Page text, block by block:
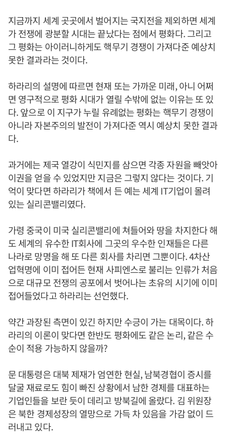
지금까지 세계 곳곳에서 벌어지는 국지전을 제외하면 세계
가 전쟁에 광분할 시대는 끝났다는 점에서 평화다. 그리고
그 평화는 아이러니하게도 핵무기 경쟁이 가져다준 예상치
못한 결과라는 것이다.
하라리의 설명에 따르면 현재 또는 가까운 미래, 아니 어쩌
면 영구적으로 평화 시대가 열릴 수밖에 없는 이유는 또 있
다. 앞으로 이 지구가 누릴 유례없는 평화는 핵무기 경쟁이
아니라 자본주의의 발전이 가져다준 역시 예상치 못한 결과
다.
과거에는 제국 열강이 식민지를 삼으면 각종 자원을 빼앗아
이권을 얻을 수 있었지만 지금은 그렇지 않다는 것이다. 기
억이 맞다면 하라리가 책에서 든 예는 세계 IT기업이 몰려
있는 실리콘밸리였다.
가령 중국이 미국 실리콘밸리에 쳐들어와 땅을 차지한다 해
도 세계의 유수한 IT회사에 그곳의 우수한 인재들은 다른
나라로 망명을 해 또 다른 회사를 차리면 그뿐이다. 4차산
업혁명에 이미 접어든 현재 사피엔스로 불리는 인류가 처음
으로 대규모 전쟁의 공포에서 벗어나는 초유의 시기에 이미
접어들었다고 하라리는 선언했다.
약간 과장된 측면이 있긴 하지만 수긍이 가는 대목이다. 하
라리의 이론이 맞다면 한반도 평화에도 같은 논리, 같은 수
순이 적용 가능하지 않을까?
문 대통령은 대북 제재가 엄연한 현실, 남북경협이 증시를
달굴 재료로도 힘이 빠진 상황에서 남한 경제를 대표하는
기업인들을 보란 듯이 데리고 방북길에 올랐다. 김 위원장
은 북한 경제성장의 열망으로 가득 차 있음을 가감 없이 드
러내고 있다.